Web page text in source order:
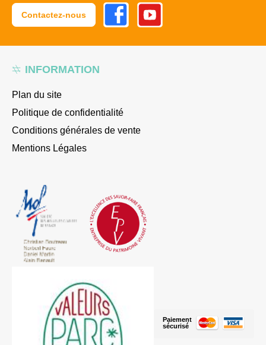
INFORMATION
Plan du site
Politique de confidentialité
Conditions générales de vente
Mentions Légales
Paiement
sécurisé
Contactez-nous
FacebookYoutube